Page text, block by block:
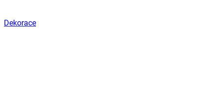
Dekorace